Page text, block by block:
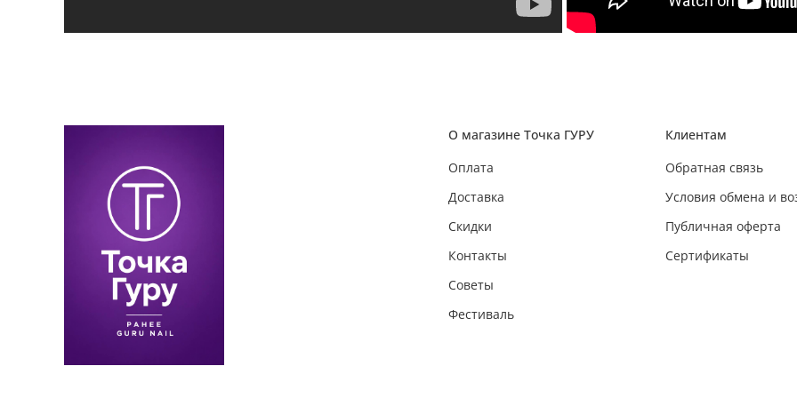
О магазине Точка ГУРУ
Оплата
Доставка
Скидки
Контакты
Советы
Фестиваль
Клиентам
Обратная связь
Условия обмена и
Публичная оферта
Сертификаты